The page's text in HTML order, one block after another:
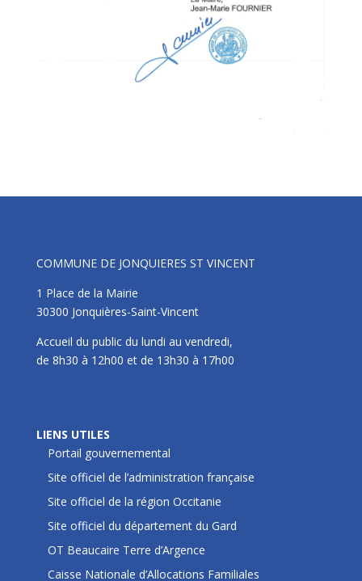
COMMUNE DE JONQUIERES ST VINCENT
1 Place de la Mairie
30300 Jonquières-Saint-Vincent
Accueil du public du lundi au vendredi,
de 8h30 à 12h00 et de 13h30 à 17h00
LIENS UTILES
Portail gouvernemental
Site officiel de l’administration française
Site officiel de la région Occitanie
Site officiel du département du Gard
OT Beaucaire Terre d’Argence
Caisse Nationale d’Allocations Familiales